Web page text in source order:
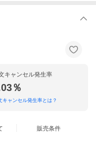
キャンセル発生率
％
キャンセル発生率とは？
販売条件